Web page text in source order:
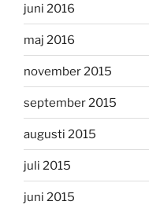
juni 2016
maj 2016
november 2015
september 2015
augusti 2015
juli 2015
juni 2015